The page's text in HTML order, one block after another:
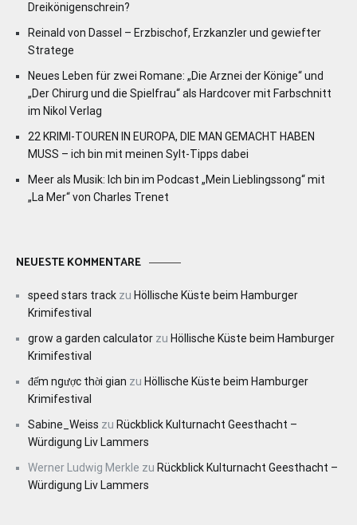
Dreikönigenschrein?
Reinald von Dassel – Erzbischof, Erzkanzler und gewiefter
Stratege
Neues Leben für zwei Romane: „Die Arznei der Könige“ und
„Der Chirurg und die Spielfrau“ als Hardcover mit Farbschnitt
im Nikol Verlag
22 KRIMI-TOUREN IN EUROPA, DIE MAN GEMACHT HABEN
MUSS – ich bin mit meinen Sylt-Tipps dabei
Meer als Musik: Ich bin im Podcast „Mein Lieblingssong“ mit
„La Mer“ von Charles Trenet
NEUESTE KOMMENTARE
speed stars track zu Höllische Küste beim Hamburger
Krimifestival
grow a garden calculator zu Höllische Küste beim Hamburger
Krimifestival
đếm ngược thời gian zu Höllische Küste beim Hamburger
Krimifestival
Sabine_Weiss zu Rückblick Kulturnacht Geesthacht –
Würdigung Liv Lammers
Werner Ludwig Merkle zu Rückblick Kulturnacht Geesthacht –
Würdigung Liv Lammers